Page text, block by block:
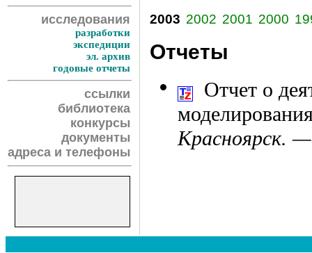
исследования
разработки
экспедиции
эл. архив
годовые отчеты
ссылки
библиотека
конкурсы
документы
адреса и телефоны
2003 2002 2001 2000
Отчеты
Отчет о
Красноярск.